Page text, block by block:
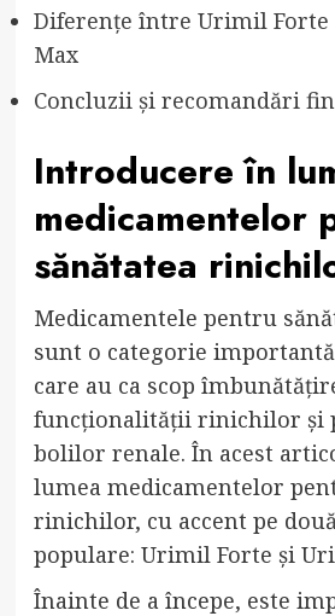
Diferențe între Urimil
Max
Concluzii și recomandări
Introducere în
medicamentelor
sănătatea
Medicamentele pentru
sunt o categorie
care au ca scop
funcționalității rinichilor și
bolilor renale. În acest
lumea medicamentelor
rinichilor, cu accent pe
populare: Urimil Forte și
Înainte de a începe, este